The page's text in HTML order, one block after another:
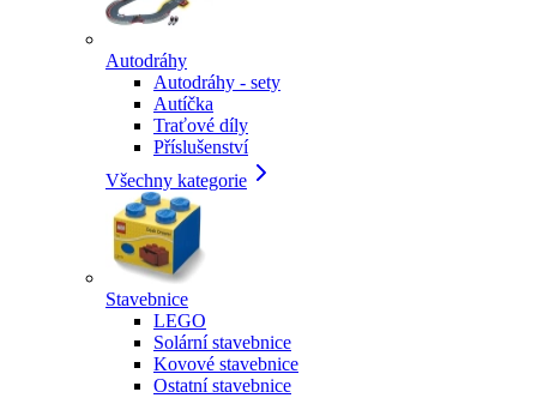
Autodráhy
Autodráhy - sety
Autíčka
Traťové díly
Příslušenství
Všechny kategorie
Stavebnice
LEGO
Solární stavebnice
Kovové stavebnice
Ostatní stavebnice